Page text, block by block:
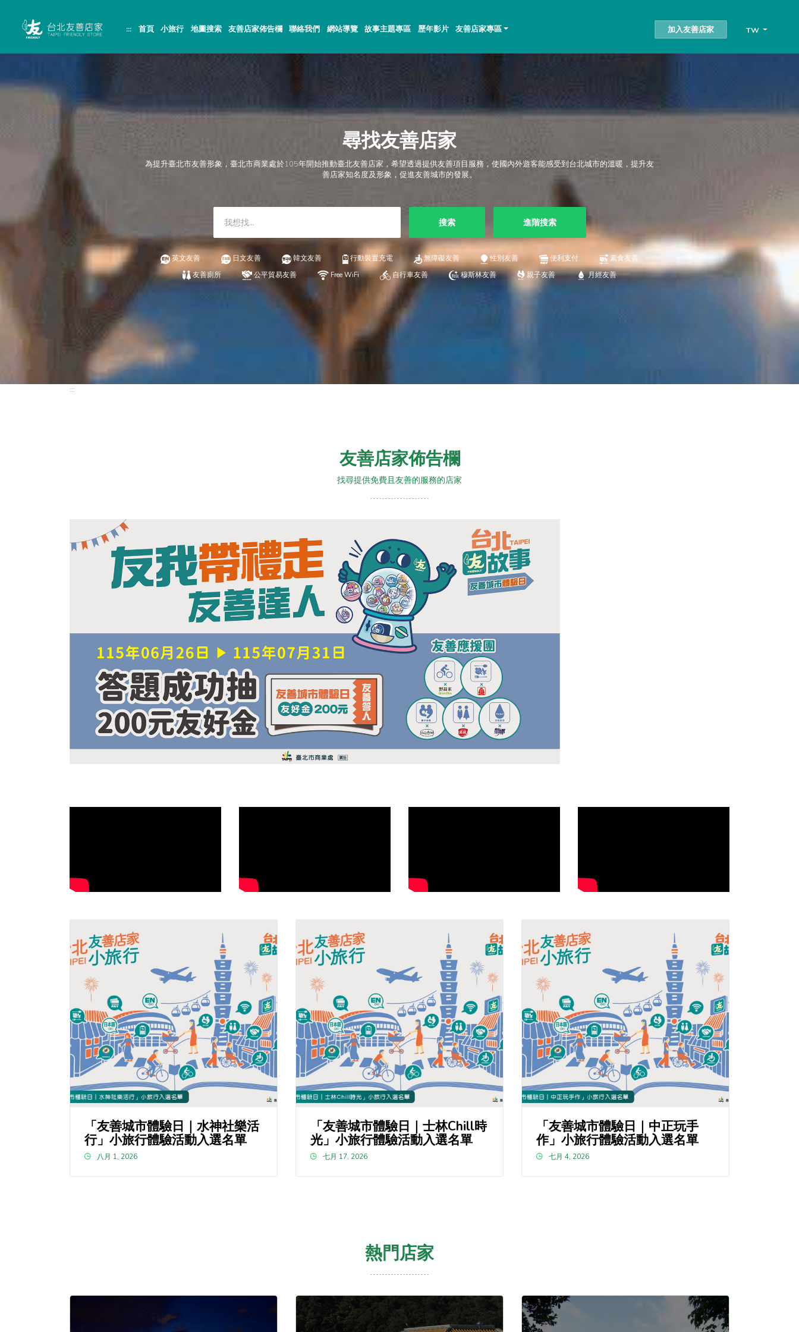
容
::: 首頁 小旅行 地圖搜索 友善店家佈告欄 聯絡我們 網站導覽 故事主題專區 歷年影片 友善店家專區 加入友善店家 TW
尋找友善店家
為提升臺北市友善形象，臺北市商業處於105年開始推動臺北友善店家，希望透過提供友善項目服務，使國內外遊客能感受到台北城市的溫暖，提升友
善店家知名度及形象，促進友善城市的發展。
搜索 進階搜索
英文友善 日文友善 韓文友善 行動裝置充電 無障礙友善 性別友善 便利支付
素食友善
友善廁所
公平貿易友善 Free WiFi 自行車友善 穆斯林友善 親子友善 月經友善
:::
友善店家佈告欄
找尋提供免費且友善的服務的店家
「友善城市體驗日｜水神社樂活
行」小旅行體驗活動入選名單
八月 1, 2026
「友善城市體驗日｜士林Chill時
光」小旅行體驗活動入選名單
七月 17, 2026
「友善城市體驗日｜中正玩手
作」小旅行體驗活動入選名單
七月 4, 2026
熱門店家